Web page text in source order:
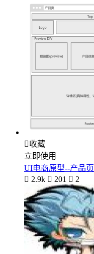
收藏
立即使用
UI电商原型--产品页
 2.9k  201  2